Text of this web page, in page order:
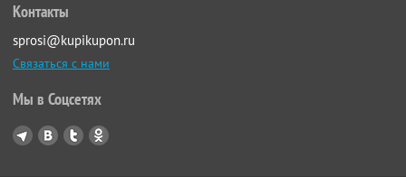
Контакты
sprosi@kupikupon.ru
Связаться с нами
Мы в Соцсетях